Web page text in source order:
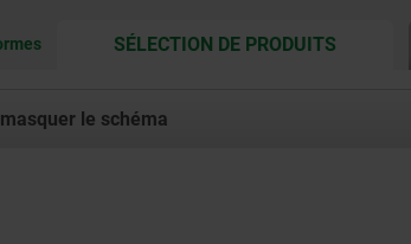
SÉLECTION DE PRODUITSCURRENT
CURRENT
le schéma